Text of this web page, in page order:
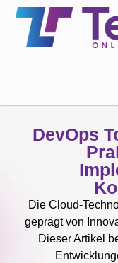
DevOps
Die Cloud-
geprägt von
Dieser Artikel